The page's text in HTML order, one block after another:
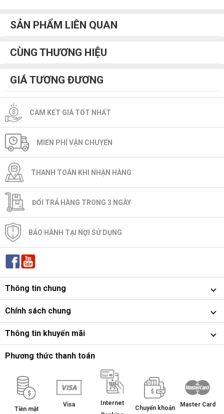
SẢN PHẨM LIÊN QUAN
CÙNG THƯƠNG HIỆU
GIÁ TƯƠNG ĐƯƠNG
CAM KẾT GIÁ TỐT NHẤT
MIẾN PHÍ VẬN CHUYỂN
THANH TOÁN KHI NHẬN HÀNG
ĐỔI TRẢ HÀNG TRONG 3 NGÀY
BẢO HÀNH TẠI NỢI SỬ DỤNG
Thông tin chung
Chính sách chung
Thông tin khuyến mãi
Phương thức thanh toán
Tiền mặt
Visa
Internet
Chuyển khoản Master Card